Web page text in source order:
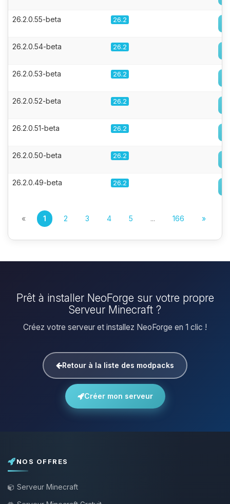
26.2.0.55-beta 26.2
26.2.0.54-beta 26.2
26.2.0.53-beta 26.2
26.2.0.52-beta 26.2
26.2.0.51-beta 26.2
26.2.0.50-beta 26.2
26.2.0.49-beta 26.2
« 1 2 3 4 5 ... 166 »
Prêt à installer NeoForge sur votre propre
Serveur Minecraft ?
Créez votre serveur et installez NeoForge en 1 clic !
Retour à la liste des modpacks
Créer mon serveur
NOS OFFRES
Serveur Minecraft